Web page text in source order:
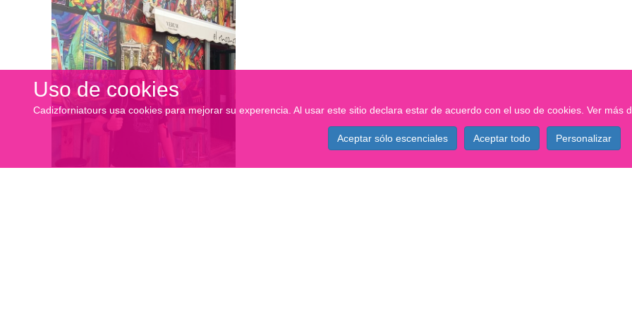
Uso de cookies
Cadizforniatours usa cookies para mejorar su experencia. Al usar este sitio declara estar de acuerdo con el uso de cookies.Ver más
Aceptar sólo escenciales Aceptar todo Personalizar